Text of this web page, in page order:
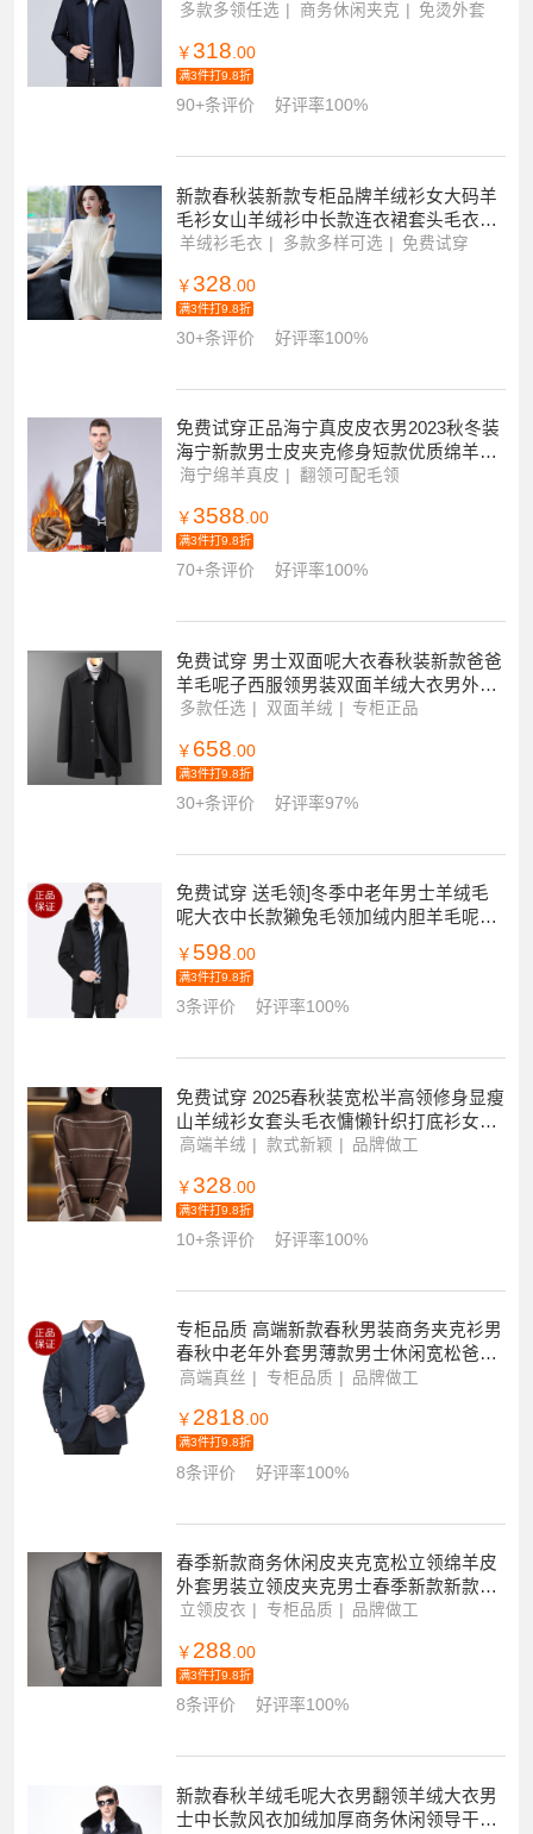
丝面料商务茄克短款外套男士上衣外套男
多款多领任选 商务休闲夹克 免烫外套
￥ 318.00
满3件打9.8折
90+条评价 好评率100%
新款春秋装新款专柜品牌羊绒衫女大码羊
毛衫女山羊绒衫中长款连衣裙套头毛衣女
系带修身显瘦针织衫打底衫女大码女装
羊绒衫毛衣 多款多样可选 免费试穿
￥ 328 .00
满3件打9.8折
30+条评价 好评率100%
免费试穿正品海宁真皮皮衣男2023秋冬装
海宁新款男士皮夹克修身短款优质绵羊皮
机车服爸爸装立领外套男士商务休闲皮衣
海宁绵羊真皮
翻领可配毛领
￥ 3588.00
满3件打9.8折
70+条评价 好评率100%
免费试穿 男士双面呢大衣春秋装新款爸爸
羊毛呢子西服领男装双面羊绒大衣男外套
中长款呢子高端韩版黑色新款春秋季商务
多款任选 双面羊绒 专柜正品
￥ 658 .00
满3件打9.8折
30+条评价 好评率97%
免费试穿 送毛领]冬季中老年男士羊绒毛
呢大衣中长款獭兔毛领加绒内胆羊毛呢子
大衣尼克服老年送父亲爸爸装外套
￥ 598.00
满3件打9.8折
3条评价 好评率100%
免费试穿 2025春秋装宽松半高领修身显瘦
山羊绒衫女套头毛衣慵懒针织打底衫女专
柜正品品牌羊绒衫女漂亮
高端羊绒 款式新颖 品牌做工
￥ 328 .00
满3件打9.8折
10+条评价 好评率100%
专柜品质 高端新款春秋男装商务夹克衫男
春秋中老年外套男薄款男士休闲宽松爸爸
装潮流凉爽吸汗不贴身透气夹克男刺绣log
高端真丝 专柜品质 品牌做工
￥ 2818.00
满3件打9.8折
8条评价 好评率100%
春季新款商务休闲皮夹克宽松立领绵羊皮
外套男装立领皮夹克男士春季新款新款帅
气宽松休闲机车服皮夹克男
立领皮衣 专柜品质 品牌做工
￥ 288.00
满3件打9.8折
8条评价 好评率100%
新款春秋羊绒毛呢大衣男翻领羊绒大衣男
士中长款风衣加绒加厚商务休闲领导干部